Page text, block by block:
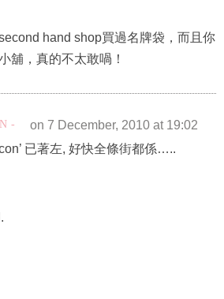
hand shop買過名牌袋，而且你
舖，真的不太敢喎！
on 7 December, 2010 at 19:02
已著左, 好快全條街都係…..